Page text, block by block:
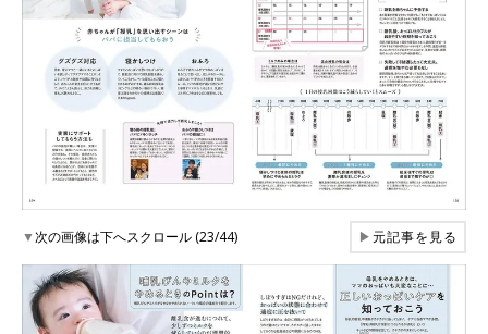
▼次の画像は下へスクロール (23/44) ▶元記事を見る